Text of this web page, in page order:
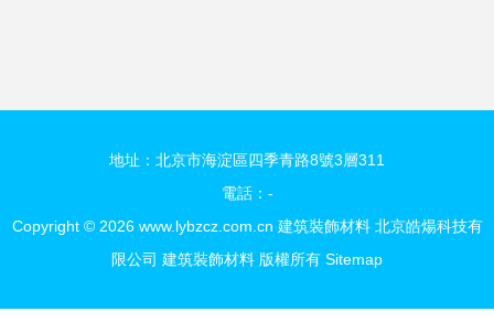
地址：北京市海淀區四季青路8號3層311
電話：-
Copyright © 2026 www.lybzcz.com.cn 建筑裝飾材料 北京皓煬科技有
限公司 建筑裝飾材料 版權所有 Sitemap